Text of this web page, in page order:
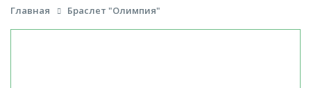
Главная Браслет "Олимпия"